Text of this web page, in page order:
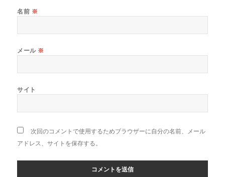
名前 ※
メール ※
サイト
次回のコメントで使用するためブラウザーに自分の名前、メール
アドレス、サイトを保存する。